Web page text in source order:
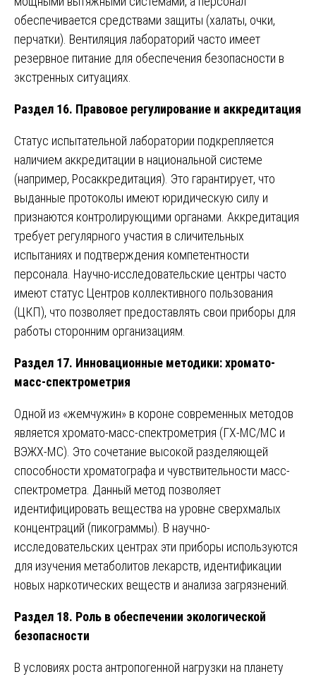
обеспечивается средствами защиты (халаты, очки,
перчатки). Вентиляция лабораторий часто имеет
резервное питание для обеспечения безопасности в
экстренных ситуациях.
Раздел 16. Правовое регулирование и аккредитация
Статус испытательной лаборатории подкрепляется
наличием аккредитации в национальной системе
(например, Росаккредитация). Это гарантирует, что
выданные протоколы имеют юридическую силу и
признаются контролирующими органами. Аккредитация
требует регулярного участия в сличительных
испытаниях и подтверждения компетентности
персонала. Научно-исследовательские центры часто
имеют статус Центров коллективного пользования
(ЦКП), что позволяет предоставлять свои приборы для
работы сторонним организациям.
Раздел 17. Инновационные методики: хромато-
масс-спектрометрия
Одной из «жемчужин» в короне современных методов
является хромато-масс-спектрометрия (ГХ-МС/МС и
ВЭЖХ-МС). Это сочетание высокой разделяющей
способности хроматографа и чувствительности масс-
спектрометра. Данный метод позволяет
идентифицировать вещества на уровне сверхмалых
концентраций (пикограммы). В научно-
исследовательских центрах эти приборы используются
для изучения метаболитов лекарств, идентификации
новых наркотических веществ и анализа загрязнений.
Раздел 18. Роль в обеспечении экологической
безопасности
В условиях роста антропогенной нагрузки на планету